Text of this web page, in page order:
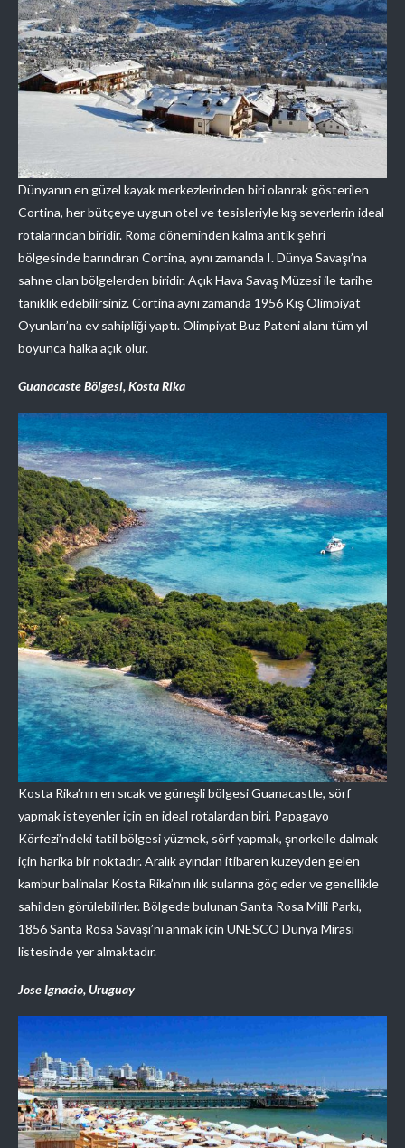
Dünyanın en güzel kayak merkezlerinden biri olanrak gösterilen
Cortina, her bütçeye uygun otel ve tesisleriyle kış severlerin ideal
rotalarından biridir. Roma döneminden kalma antik şehri
bölgesinde barındıran Cortina, aynı zamanda I. Dünya Savaşı’na
sahne olan bölgelerden biridir. Açık Hava Savaş Müzesi ile tarihe
tanıklık edebilirsiniz. Cortina aynı zamanda 1956 Kış Olimpiyat
Oyunları’na ev sahipliği yaptı. Olimpiyat Buz Pateni alanı tüm yıl
boyunca halka açık olur.
Guanacaste Bölgesi, Kosta Rika
Kosta Rika’nın en sıcak ve güneşli bölgesi Guanacastle, sörf
yapmak isteyenler için en ideal rotalardan biri. Papagayo
Körfezi’ndeki tatil bölgesi yüzmek, sörf yapmak, şnorkelle dalmak
için harika bir noktadır. Aralık ayından itibaren kuzeyden gelen
kambur balinalar Kosta Rika’nın ılık sularına göç eder ve genellikle
sahilden görülebilirler. Bölgede bulunan Santa Rosa Milli Parkı,
1856 Santa Rosa Savaşı’nı anmak için UNESCO Dünya Mirası
listesinde yer almaktadır.
Jose Ignacio, Uruguay